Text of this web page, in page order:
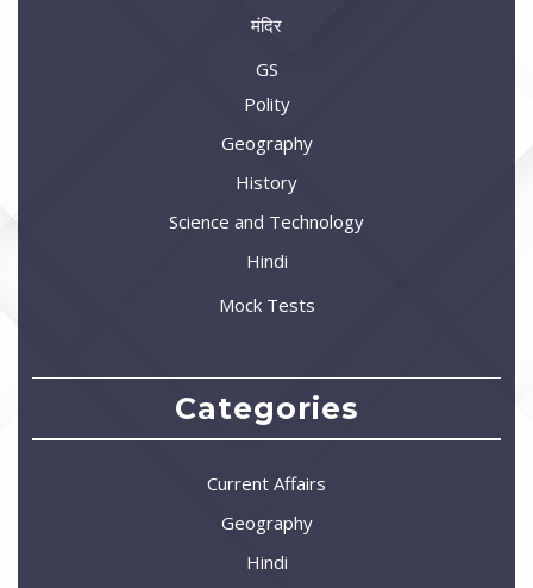
मंदिर
GS
Polity
Geography
History
Science and Technology
Hindi
Mock Tests
Categories
Current Affairs
Geography
Hindi